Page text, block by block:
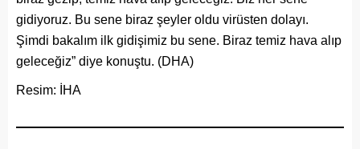
gidiyoruz. Bu sene biraz şeyler oldu virüsten dolayı.
Şimdi bakalım ilk gidişimiz bu sene. Biraz temiz hava alıp
geleceğiz” diye konuştu. (DHA)
Resim: İHA